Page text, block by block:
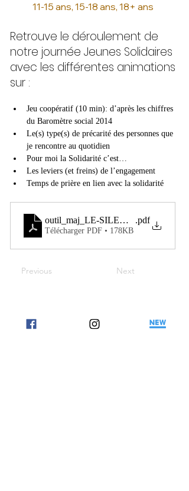
11-15 ans, 15-18 ans, 18+ ans
Retrouve le déroulement de
notre journée Jeunes Solidaires
avec les différentes animations
sur :
Jeu coopératif (10 min): d’après les chiffres
du Baromètre social 2014
Le(s) type(s) de précarité des personnes que
je rencontre au quotidien
Pour moi la Solidarité c’est…
Les leviers (et freins) de l’engagement
Temps de prière en lien avec la solidarité
outil_maj_LE-SILENCE-ET-LE-
.pdf
Télécharger PDF • 178KB
Previous Next